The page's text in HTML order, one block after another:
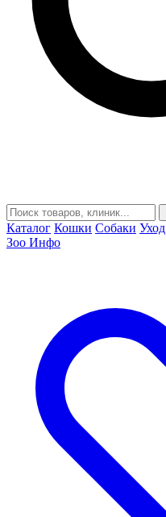
Каталог Кошки Собаки Уход
Зоо Инфо